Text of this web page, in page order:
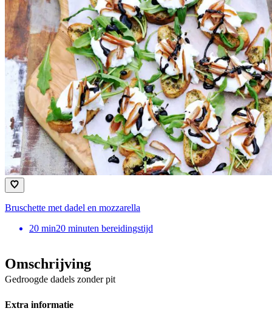
Bruschette met dadel en mozzarella
20 min20 minuten bereidingstijd
Omschrijving
Gedroogde dadels zonder pit
Extra informatie